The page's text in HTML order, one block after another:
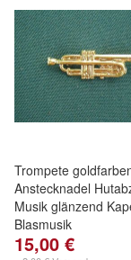
Trompete
Anstecknadel
Musik glänzend
Blasmusik
15,00 €